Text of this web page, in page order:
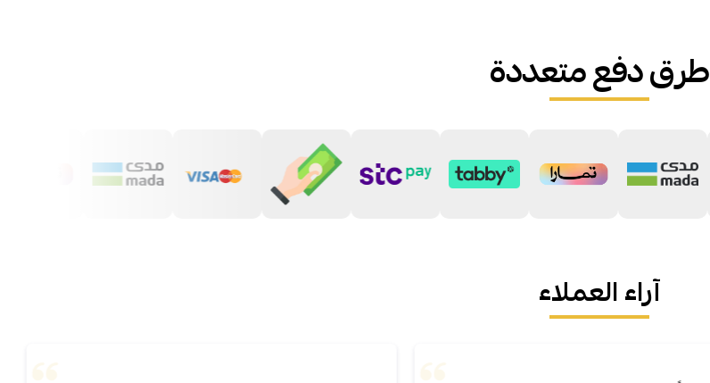
طرق دفع متعددة
آراء العملاء